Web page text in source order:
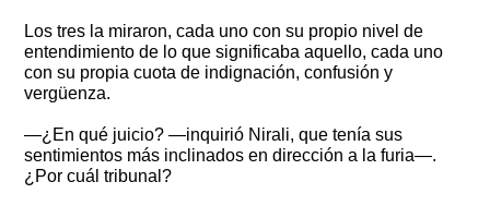
Los tres la miraron, cada uno con su propio nivel de
entendimiento de lo que significaba aquello, cada uno
con su propia cuota de indignación, confusión y
vergüenza.
—¿En qué juicio? —inquirió Nirali, que tenía sus
sentimientos más inclinados en dirección a la furia—.
¿Por cuál tribunal?